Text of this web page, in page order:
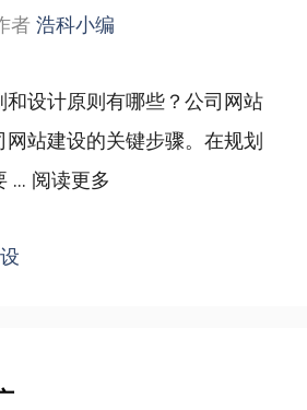
者 浩科小编
设计原则有哪些？公司网站
站建设的关键步骤。在规划
... 阅读更多